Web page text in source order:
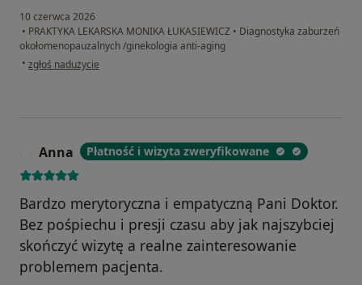
10 czerwca 2026
• PRAKTYKA LEKARSKA MONIKA ŁUKASIEWICZ • Diagnostyka zaburzeń
okołomenopauzalnych /ginekologia anti-aging
• w opinii użytkownika Anna
zgłoś nadużycie
Anna Płatność i wizyta zweryfikowane
Bardzo merytoryczna i empatyczną Pani Doktor.
Bez pośpiechu i presji czasu aby jak najszybciej
skończyć wizytę a realne zainteresowanie
problemem pacjenta.